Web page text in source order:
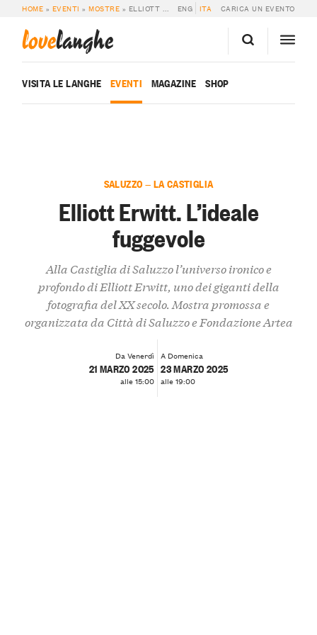
HOME » EVENTI »MOSTRE » ELLIOTT ERWITT. L’IDEALE FUGGEVOLE ENG ITA CARICA UN EVENTO
lovelanghe
VISITA LE LANGHE EVENTI MAGAZINE SHOP
SALUZZO — LA CASTIGLIA
Elliott Erwitt. L’ideale
fuggevole
Alla Castiglia di Saluzzo l’universo ironico e
profondo di Elliott Erwitt, uno dei giganti della
fotografia del XX secolo. Mostra promossa e
organizzata da Città di Saluzzo e Fondazione Artea
Da Venerdì
21 MARZO 2025
alle 15:00
A Domenica
23 MARZO 2025
alle 19:00